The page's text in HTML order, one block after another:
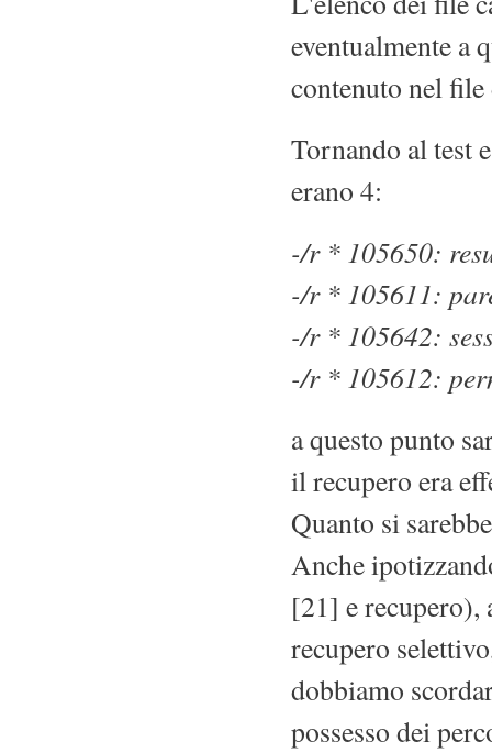
eventualmente a
contenuto nel
Tornando al test
erano 4:
-/r * 105650:
-/r * 105611:
-/r * 105642:
-/r * 105612:
a questo punto
il recupero era
Quanto si
Anche
[21] e recupero),
recupero
dobbiamo
possesso dei